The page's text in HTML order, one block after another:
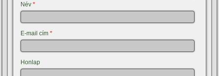
Név*
E-mail cím*
Honlap